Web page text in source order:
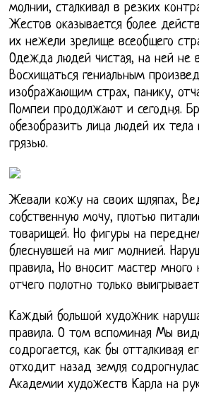
молнии, сталкивал в резких
Жестов оказывается более
их нежели зрелище всеобщего
Одежда людей чистая, на ней не
Восхищаться гениальным
изображающим страх, панику,
Помпеи продолжают и сегодня.
обезобразить лица людей их
грязью.
Жевали кожу на своих шляпах,
собственную мочу, плотью
товарищей. Но фигуры на
блеснувшей на миг молнией.
правила, Но вносит мастер много
отчего полотно только
Каждый большой художник
правила. О том вспоминая Мы
содрогается, как бы отталкивая
отходит назад земля
Академии художеств Карла на